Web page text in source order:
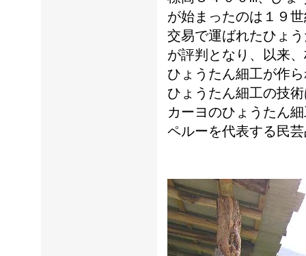
が始まったのは１９
交易で運ばれたひょ
が評判となり、以来
ひょうたん細工が作
ひょうたん細工の技
カーヨのひょうたん
ペルーを代表する民